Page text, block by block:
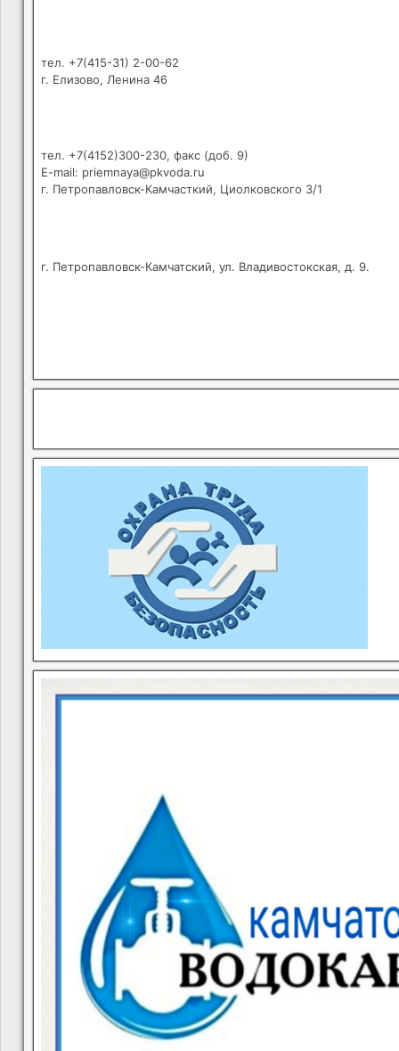
тел. +7(415-31) 2-00-62
г. Елизово, Ленина 46
тел. +7(4152)300-230, факс (доб. 9)
E-mail: priemnaya@pkvoda.ru
г. Петропавловск-Камчасткий, Циолковского 3/1
г. Петропавловск-Камчатский, ул. Владивостокская, д. 9.